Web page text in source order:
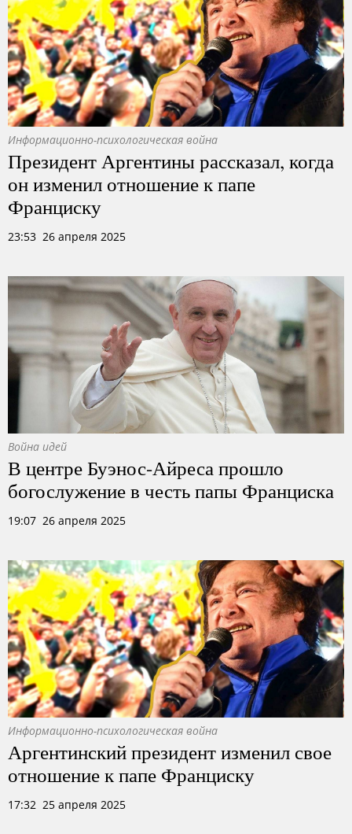
Информационно-психологическая война
Президент Аргентины рассказал, когда
он изменил отношение к папе
Франциску
23:53 26 апреля 2025
Война идей
В центре Буэнос-Айреса прошло
богослужение в честь папы Франциска
19:07 26 апреля 2025
Информационно-психологическая война
Аргентинский президент изменил свое
отношение к папе Франциску
17:32 25 апреля 2025